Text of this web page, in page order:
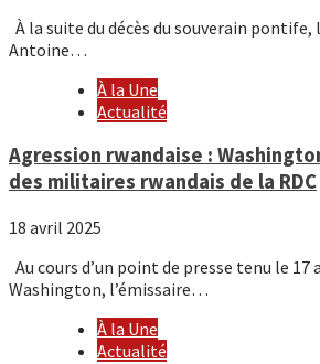
À la suite du décès du souverain pontife,
Antoine…
À la Une
Actualité
Agression rwandaise :
des militaires rwandais de la RDC
18 avril 2025
Au cours d’un point de presse tenu le 17
Washington, l’émissaire…
À la Une
Actualité